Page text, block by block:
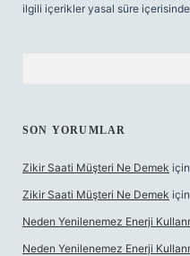
ilgili içerikler yasal süre içerisinde
SON YORUMLAR
Zikir Saati Müşteri Ne Demek için
Zikir Saati Müşteri Ne Demek için
Neden Yenilenemez Enerji
Neden Yenilenemez Enerji